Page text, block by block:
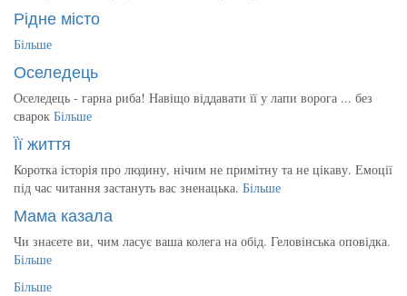
Рідне місто
Більше
Оселедець
Оселедець - гарна риба! Навіщо віддавати її у лапи ворога ... без
сварок Більше
Її життя
Коротка історія про людину, нічим не примітну та не цікаву. Емоції
під час читання застануть вас зненацька. Більше
Мама казала
Чи знаєете ви, чим ласує ваша колега на обід. Геловінська оповідка.
Більше
Більше